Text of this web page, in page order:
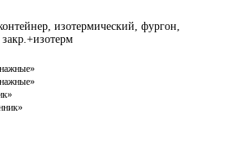
изотермический, фургон,